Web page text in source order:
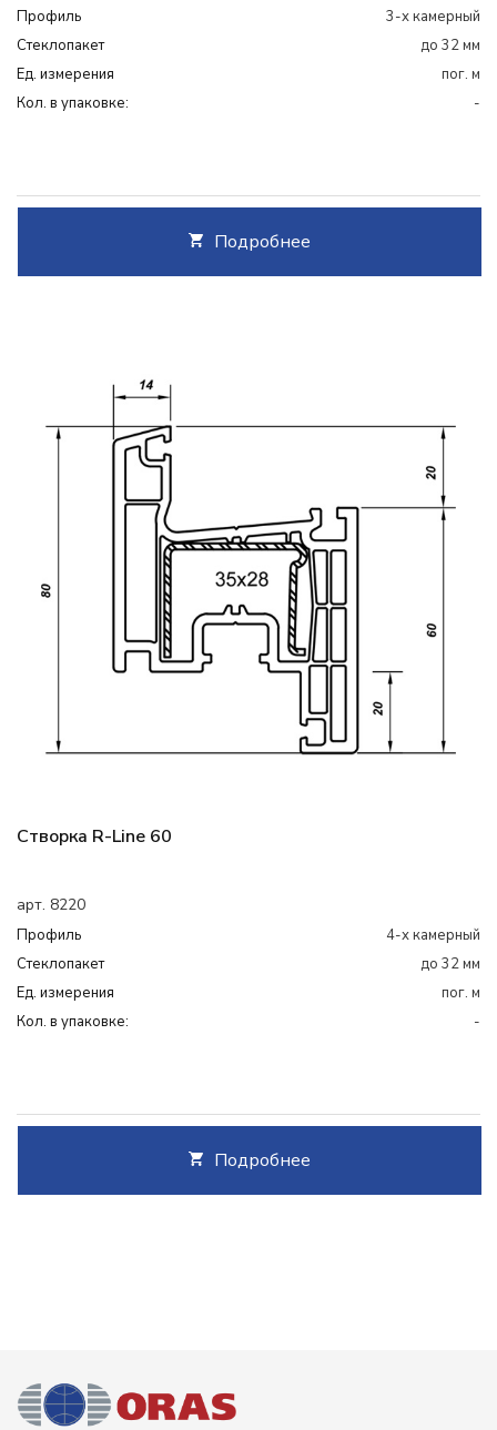
Профиль
3-х камерный
Cтеклопакет
до 32 мм
Ед. измерения
пог. м
Кол. в упаковке:
-
Подробнее
Створка R-Line 60
арт. 8220
Профиль
4-х камерный
Cтеклопакет
до 32 мм
Ед. измерения
пог. м
Кол. в упаковке:
-
Подробнее